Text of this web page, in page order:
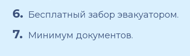
Бесплатный забор эвакуатором.
Минимум документов.